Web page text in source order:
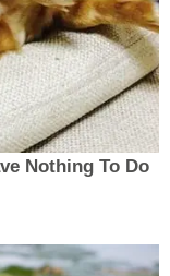
Nothing To Do